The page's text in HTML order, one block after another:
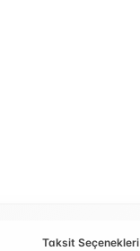
Taksit Seçenekleri